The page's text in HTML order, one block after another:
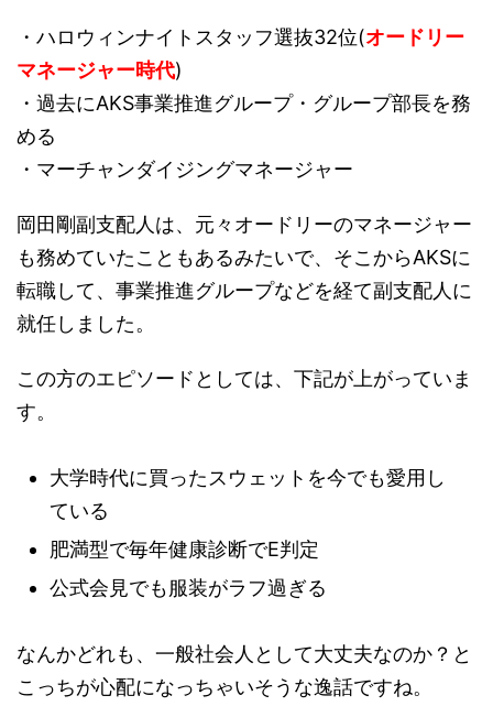
・ハロウィンナイトスタッフ選抜32位(オードリー
マネージャー時代)
・過去にAKS事業推進グループ・グループ部長を務
める
・マーチャンダイジングマネージャー
岡田剛副支配人は、元々オードリーのマネージャー
も務めていたこともあるみたいで、そこからAKSに
転職して、事業推進グループなどを経て副支配人に
就任しました。
この方のエピソードとしては、下記が上がっていま
す。
大学時代に買ったスウェットを今でも愛用し
ている
肥満型で毎年健康診断でE判定
公式会見でも服装がラフ過ぎる
なんかどれも、一般社会人として大丈夫なのか？と
こっちが心配になっちゃいそうな逸話ですね。